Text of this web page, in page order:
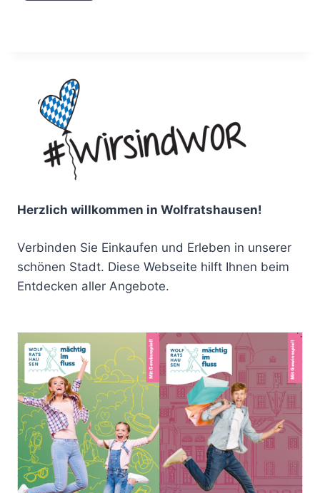
Herzlich willkommen in Wolfratshausen!
Verbinden Sie Einkaufen und Erleben in unserer
schönen Stadt. Diese Webseite hilft Ihnen beim
Entdecken aller Angebote.